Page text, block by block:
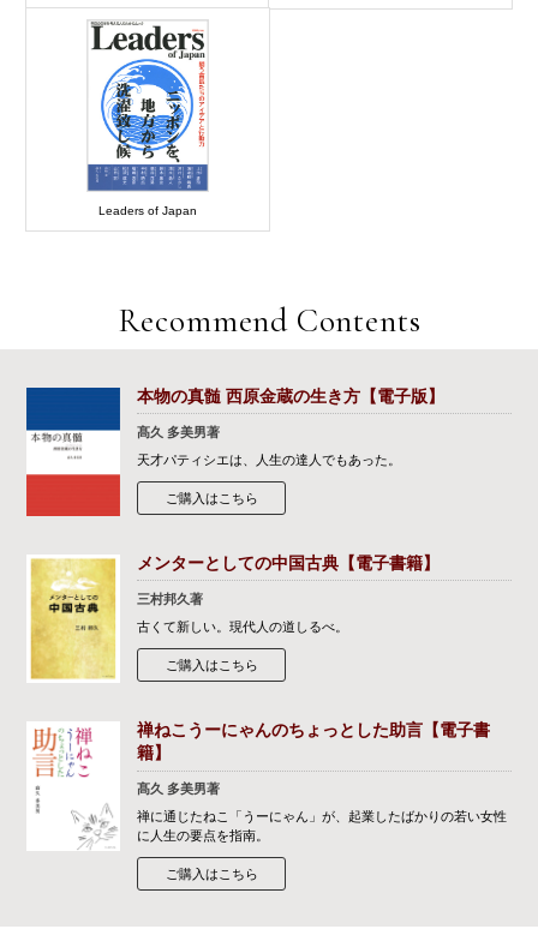
Leaders of Japan
Recommend Contents
本物の真髄 西原金蔵の生き方【電子版】
髙久 多美男著
天才パティシエは、人生の達人でもあった。
ご購入はこちら
メンターとしての中国古典【電子書籍】
三村邦久著
古くて新しい。現代人の道しるべ。
ご購入はこちら
禅ねこうーにゃんのちょっとした助言【電子書
籍】
髙久 多美男著
禅に通じたねこ「うーにゃん」が、起業したばかりの若い女性
に人生の要点を指南。
ご購入はこちら